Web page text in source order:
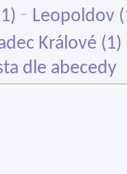
- Leopoldov
Králové (1)
dle abecedy